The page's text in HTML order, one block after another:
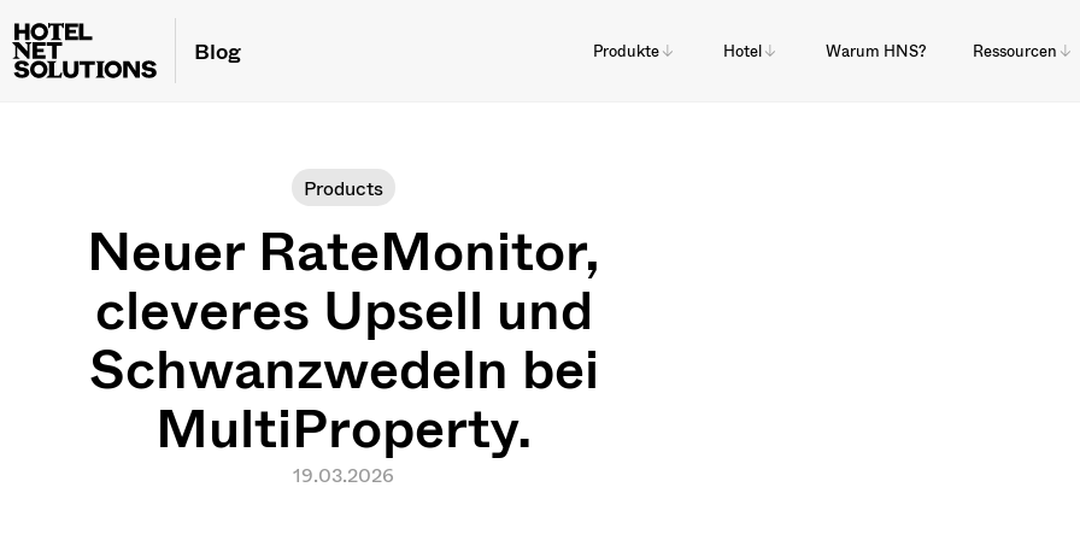
Blog Produkte Hotel Warum HNS? Ressourcen
Products
Neuer RateMonitor,
cleveres Upsell und
Schwanzwedeln bei
MultiProperty.
19.03.2026